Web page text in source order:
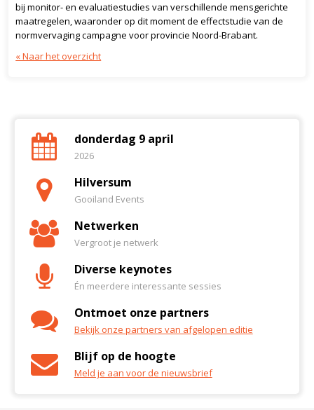
bij monitor- en evaluatiestudies van verschillende mensgerichte
maatregelen, waaronder op dit moment de effectstudie van de
normvervaging campagne voor provincie Noord-Brabant.
« Naar het overzicht
donderdag 9 april
2026
Hilversum
Gooiland Events
Netwerken
Vergroot je netwerk
Diverse keynotes
Én meerdere interessante sessies
Ontmoet onze partners
Bekijk onze partners van afgelopen editie
Blijf op de hoogte
Meld je aan voor de nieuwsbrief